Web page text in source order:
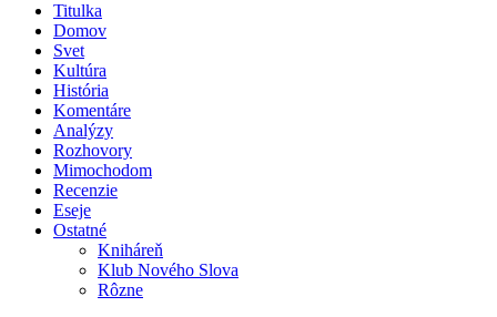
Titulka
Domov
Svet
Kultúra
História
Komentáre
Analýzy
Rozhovory
Mimochodom
Recenzie
Eseje
Ostatné
Kniháreň
Klub Nového Slova
Rôzne